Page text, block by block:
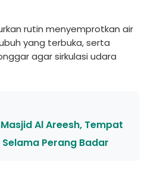
rutin menyemprotkan air
yang terbuka, serta
agar sirkulasi udara
Al Areesh, Tempat
Perang Badar